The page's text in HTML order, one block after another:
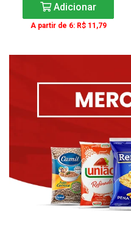
Adicionar
A partir de 6: R$ 11,79